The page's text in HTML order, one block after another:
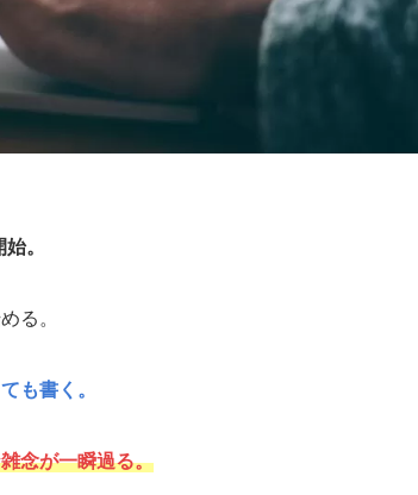
。
る。
も書く。
念が一瞬過る。